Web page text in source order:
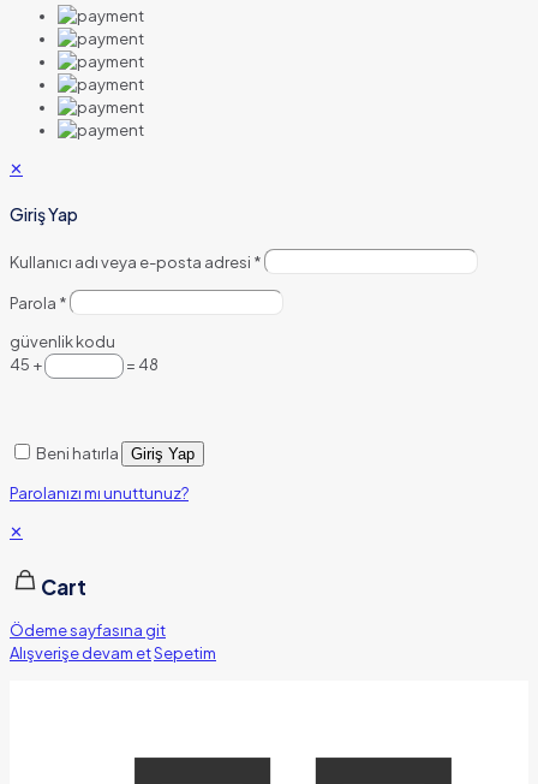
✕
Giriş Yap
Kullanıcı adı veya e-posta adresi *
Parola *
güvenlik kodu
45 +
= 48
Beni hatırla Giriş Yap
Parolanızı mı unuttunuz?
✕
Cart
Ödeme sayfasına git
Alışverişe devam etSepetim